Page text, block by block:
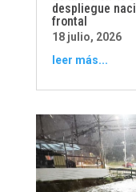
despliegue
frontal
18 julio, 2026
leer más...